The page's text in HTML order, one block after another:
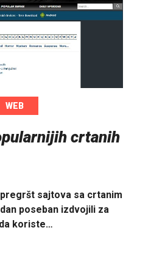
WEB
crtanih
sajtova sa crtanim
poseban izdvojili za
koriste…